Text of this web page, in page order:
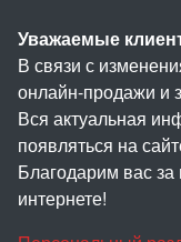
Уважаемые
В связи с
онлайн-продажи и
Вся актуальная
появляться на
Благодарим вас
интернете!